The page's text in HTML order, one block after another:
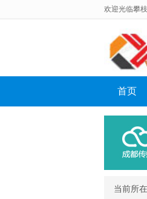
欢迎光临攀
首页
当前所